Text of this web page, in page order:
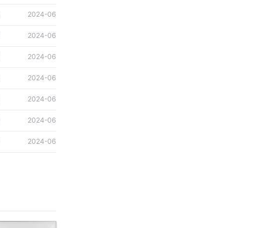
2024-06
2024-06
2024-06
2024-06
2024-06
2024-06
2024-06